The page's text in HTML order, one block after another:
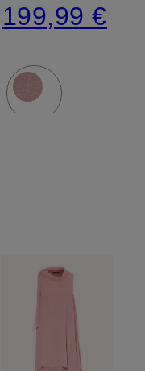
199,99 €